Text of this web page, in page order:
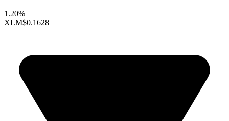
1.20%
XLM$0.1628